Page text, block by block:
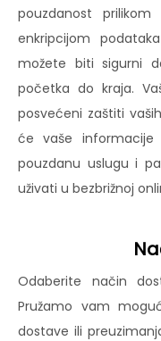
pouzdanost prilikom
enkripcijom
možete biti sigurni
početka do kraja.
posvećeni zaštiti
će vaše informacije
pouzdanu uslugu i
uživati u bezbrižnoj
Odaberite način
Pružamo vam
dostave ili